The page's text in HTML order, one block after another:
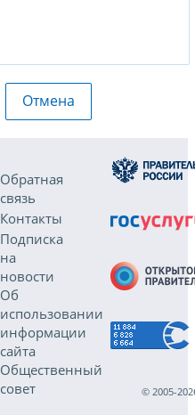
Отмена
Обратная
связь
Контакты
Подписка
на
новости
Об
использовании
информации
сайта
Общественный
совет
© 2005-